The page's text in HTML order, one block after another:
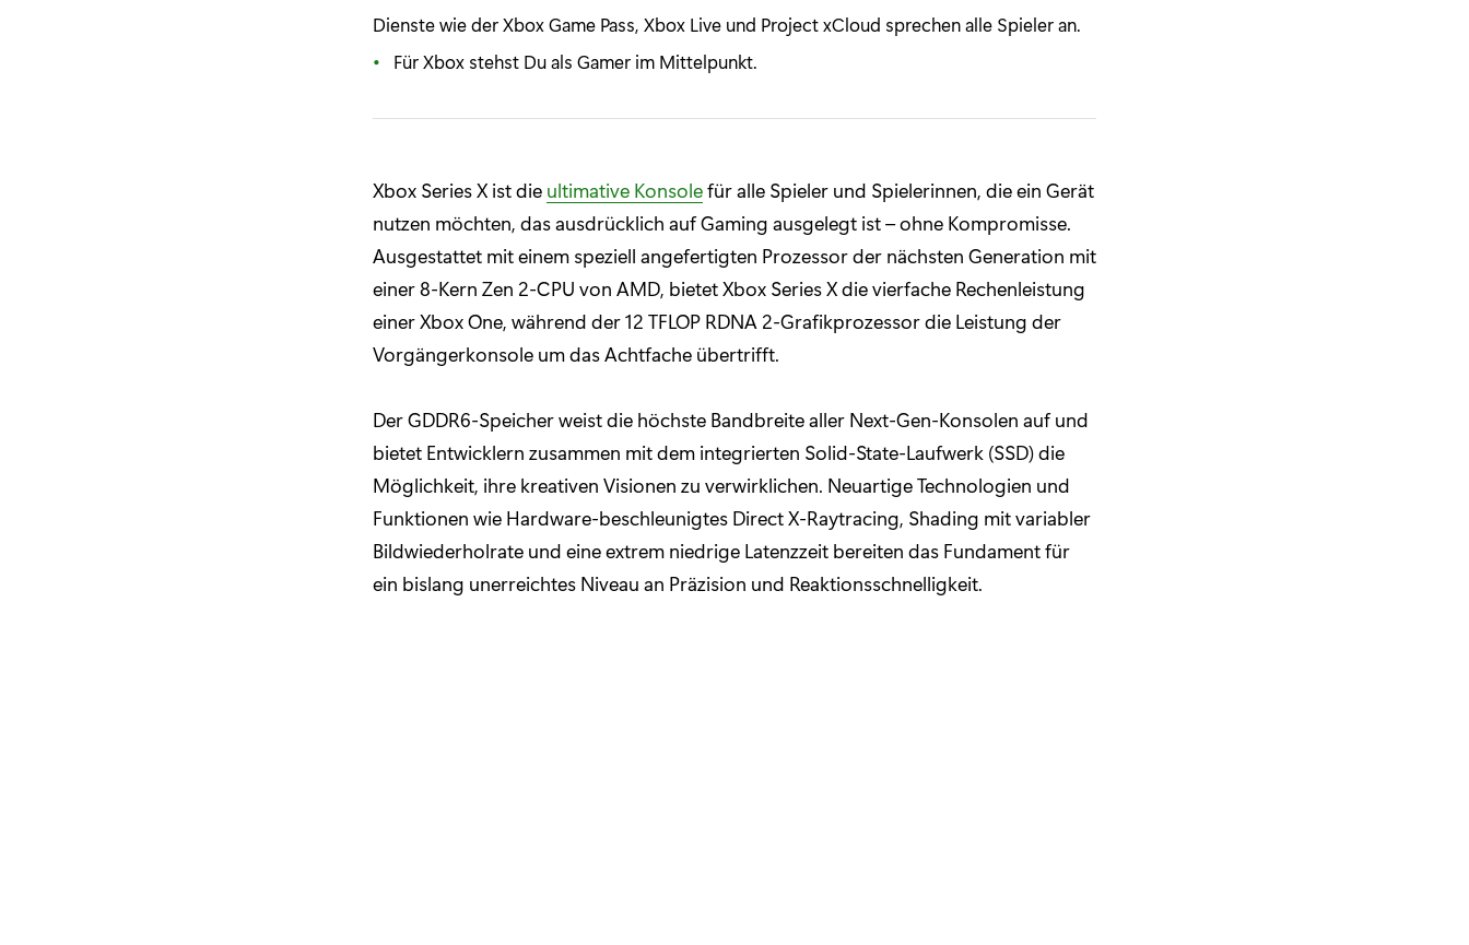
Dienste wie der Xbox Game Pass, Xbox Live und Project xCloud sprechen alle Spieler an.
Für Xbox stehst Du als Gamer im Mittelpunkt.
Xbox Series X ist die ultimative Konsolefür alle Spieler und Spielerinnen, die ein Gerät
nutzen möchten, das ausdrücklich auf Gaming ausgelegt ist – ohne Kompromisse.
Ausgestattet mit einem speziell angefertigten Prozessor der nächsten Generation mit
einer 8-Kern Zen 2-CPU von AMD, bietet Xbox Series X die vierfache Rechenleistung
einer Xbox One, während der 12 TFLOP RDNA 2-Grafikprozessor die Leistung der
Vorgängerkonsole um das Achtfache übertrifft.
Der GDDR6-Speicher weist die höchste Bandbreite aller Next-Gen-Konsolen auf und
bietet Entwicklern zusammen mit dem integrierten Solid-State-Laufwerk (SSD) die
Möglichkeit, ihre kreativen Visionen zu verwirklichen. Neuartige Technologien und
Funktionen wie Hardware-beschleunigtes Direct X-Raytracing, Shading mit variabler
Bildwiederholrate und eine extrem niedrige Latenzzeit bereiten das Fundament für
ein bislang unerreichtes Niveau an Präzision und Reaktionsschnelligkeit.